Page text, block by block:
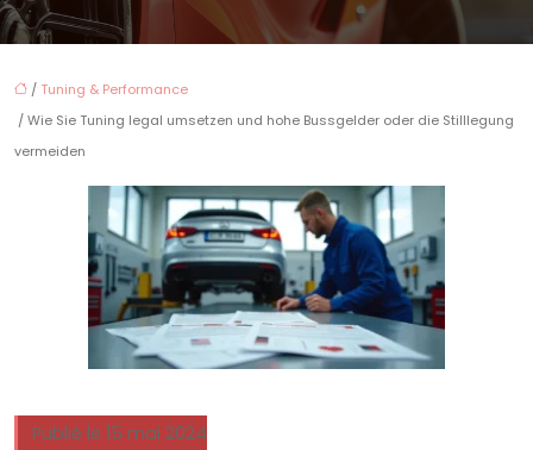
/ Tuning & Performance
/ Wie Sie Tuning legal umsetzen und hohe Bussgelder oder die Stilllegung
vermeiden
Publié le 15 mai 2024